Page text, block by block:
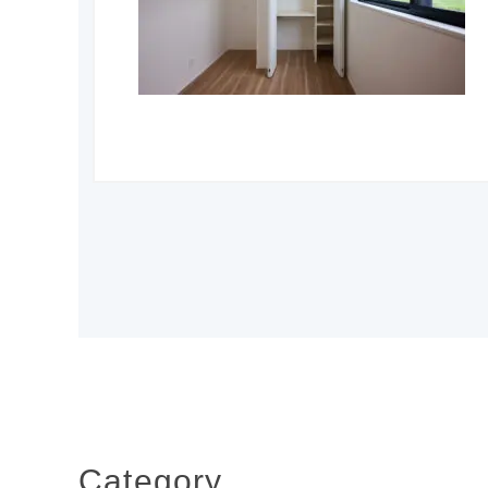
Category